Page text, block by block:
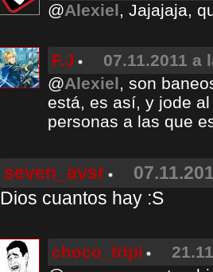
@Alexiel, Jajajaja,
F.J
07.11.2011 a
@Alexiel, son
está, es así, y jode
personas a las que
seven_avsr
Dios cuantos hay :S
choco_tripi